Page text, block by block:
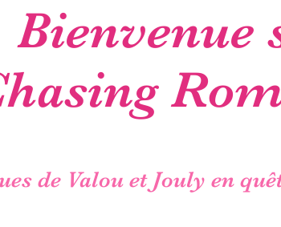
Bienvenue
de Valou et Jouly en